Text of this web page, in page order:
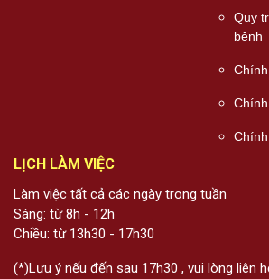
Quy
bệnh
LỊCH LÀM VIỆC
Làm việc tất cả các ngày trong tuần
Sáng: từ 8h - 12h
Chiều: từ 13h30 - 17h30
(*)Lưu ý nếu đến sau 17h30 , vui lòng liên